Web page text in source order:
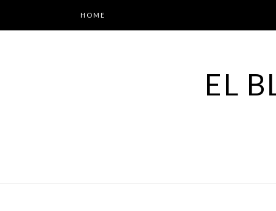
content
HOME
EL